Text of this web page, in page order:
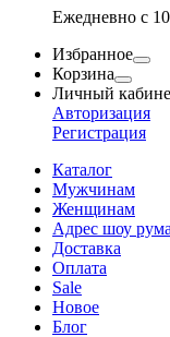
Ежедневно с
Избранное
Корзина
Личный
Авторизация
Регистрация
Каталог
Мужчинам
Женщинам
Адрес шоу рума
Доставка
Оплата
Sale
Новое
Блог